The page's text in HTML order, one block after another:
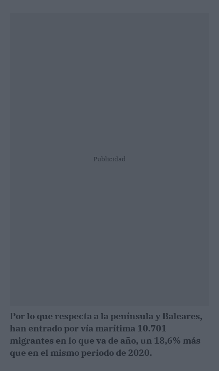
Publicidad
Por lo que respecta a la península y Baleares,
han entrado por vía marítima 10.701
migrantes en lo que va de año, un 18,6% más
que en el mismo periodo de 2020.